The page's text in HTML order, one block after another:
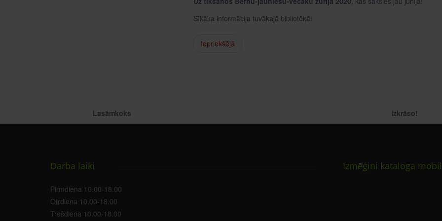
Sīkāka informācija tuvākajā bibliotēkā!
Iepriekšējā
Lasāmkoks Izkrāso!
Darba laiki
Pirmdiena 10.00-18.00
Otrdiena 10.00-18.00
Trešdiena 10.00-18.00
Izmēģini kataloga